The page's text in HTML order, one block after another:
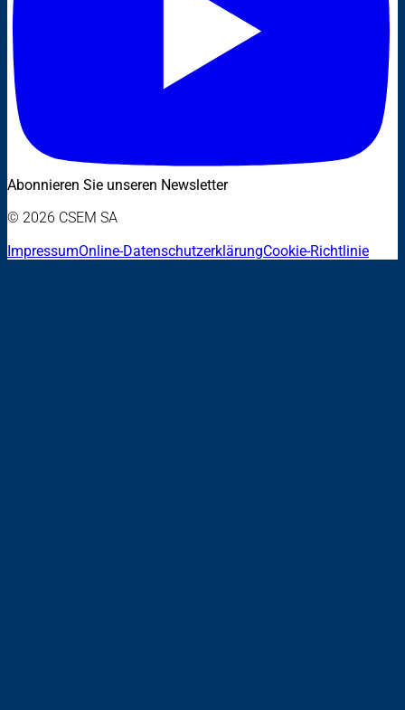
Abonnieren Sie unseren Newsletter
© 2026 CSEM SA
ImpressumOnline-DatenschutzerklärungCookie-Richtlinie